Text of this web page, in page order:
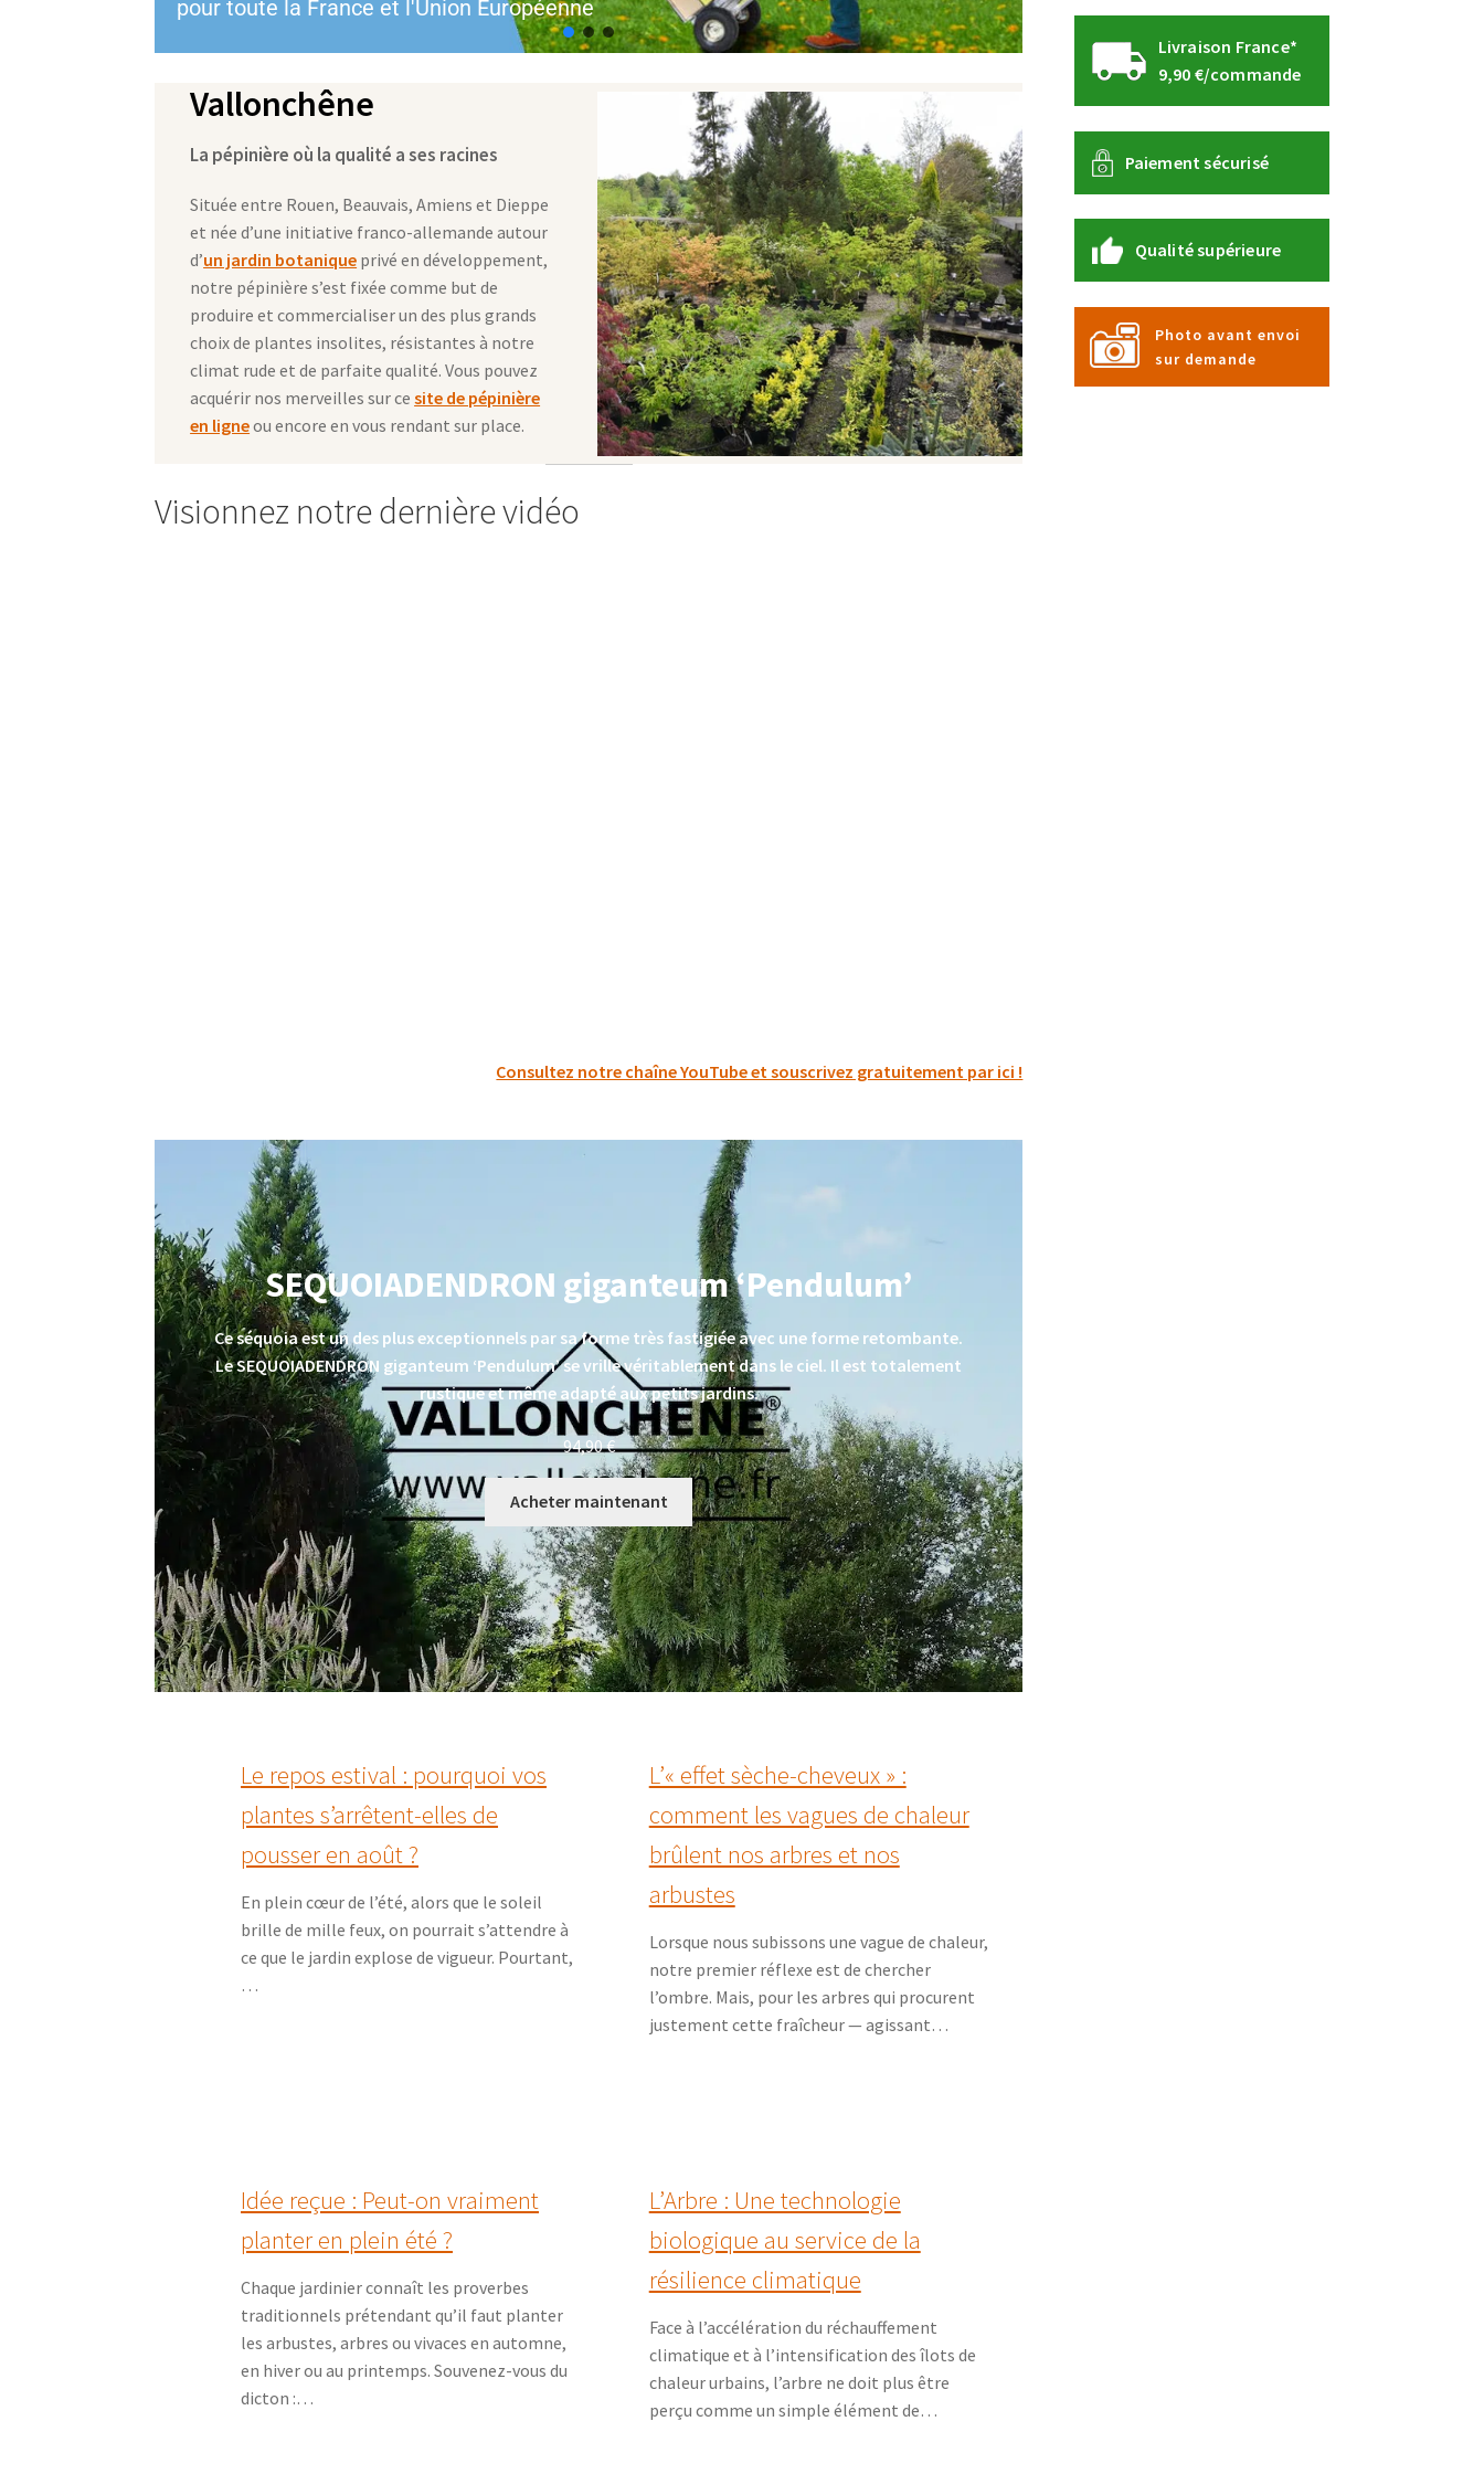
pour toute la France et l'Union Européenne
Vallonchêne
La pépinière où la qualité a ses racines
Située entre Rouen, Beauvais, Amiens et Dieppe
et née d’une initiative franco-allemande autour
d’un jardin botanique privé en développement,
notre pépinière s’est fixée comme but de
produire et commercialiser un des plus grands
choix de plantes insolites, résistantes à notre
climat rude et de parfaite qualité. Vous pouvez
acquérir nos merveilles sur cesite de pépinière
en ligneou encore en vous rendant sur place.
Visionnez notre dernière vidéo
Consultez notre chaîne YouTube et souscrivez gratuitement par ici !
SEQUOIADENDRON giganteum ‘Pendulum’
Ceséquoiaest un des plus exceptionnels par sa forme très fastigiée avec une forme retombante.
LeSEQUOIADENDRON giganteum ‘Pendulum’se vrille véritablement dans le ciel. Il est totalement
rustique et même adapté aux petits jardins.
94,90€
Acheter maintenant
Le repos estival : pourquoi vos
plantes s’arrêtent-elles de
pousser en août ?
En plein cœur de l’été, alors que le soleil
brille de mille feux, on pourrait s’attendre à
ce que le jardin explose de vigueur. Pourtant,
…
L’« effet sèche-cheveux » :
comment les vagues de chaleur
brûlent nos arbres et nos
arbustes
Lorsque nous subissons une vague de chaleur,
notre premier réflexe est de chercher
l’ombre. Mais, pour les arbres qui procurent
justement cette fraîcheur — agissant…
Idée reçue : Peut-on vraiment
planter en plein été ?
Chaque jardinier connaît les proverbes
traditionnels prétendant qu’il faut planter
les arbustes, arbres ou vivaces en automne,
en hiver ou au printemps. Souvenez-vous du
dicton :…
L’Arbre : Une technologie
biologique au service de la
résilience climatique
Face à l’accélération du réchauffement
climatique et à l’intensification des îlots de
chaleur urbains, l’arbre ne doit plus être
perçu comme un simple élément de…
Livraison France*
9,90 €/commande
Paiement sécurisé
Qualité supérieure
Photo avant envoi
sur demande